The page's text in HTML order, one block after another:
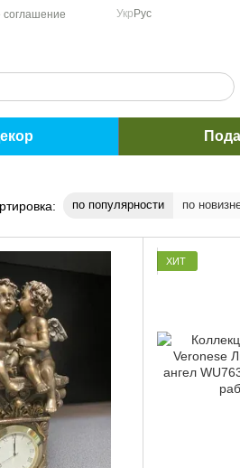
соглашение Укр Рус
по популярности по
ХИТ